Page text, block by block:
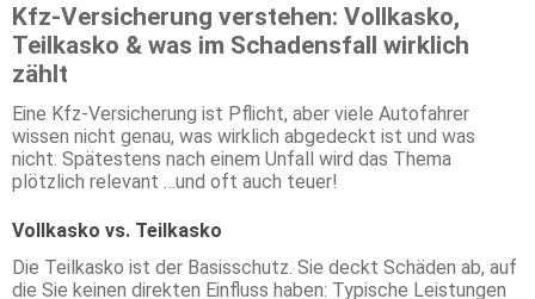
Kfz-Versicherung verstehen: Vollkasko,
Teilkasko & was im Schadensfall wirklich
zählt
Eine Kfz-Versicherung ist Pflicht, aber viele Autofahrer
wissen nicht genau, was wirklich abgedeckt ist und was
nicht. Spätestens nach einem Unfall wird das Thema
plötzlich relevant …und oft auch teuer!
Vollkasko vs. Teilkasko
Die Teilkasko ist der Basisschutz. Sie deckt Schäden ab, auf
die Sie keinen direkten Einfluss haben: Typische Leistungen